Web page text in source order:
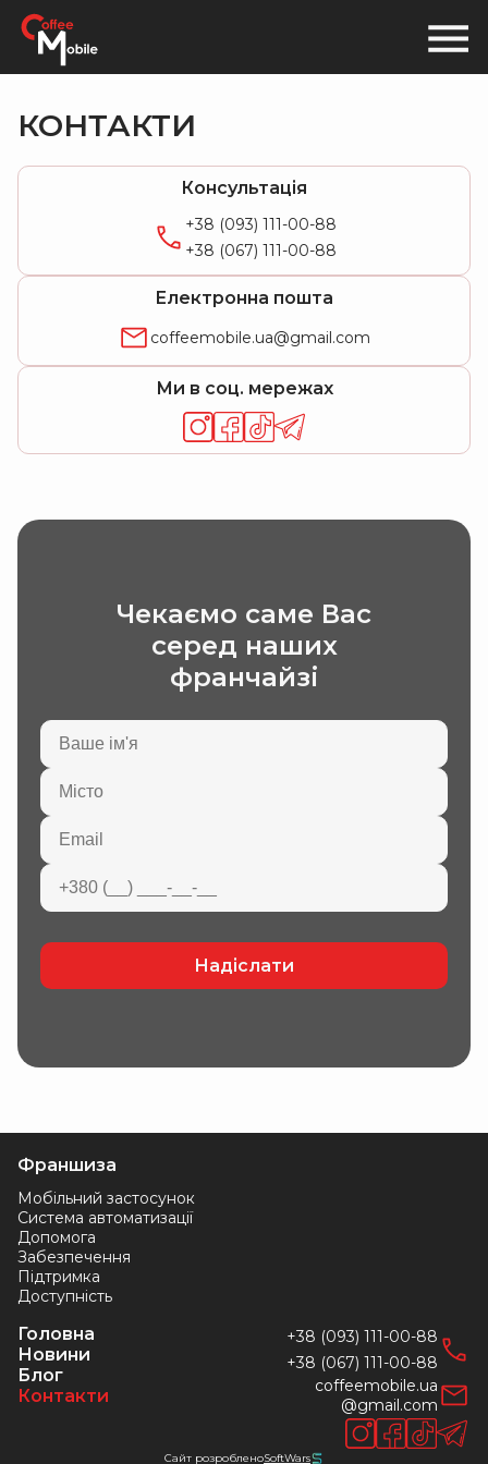
КОНТАКТИ
Консультація
+38 (093) 111-00-88
+38 (067) 111-00-88
Електронна пошта
coffeemobile.ua@gmail.com
Ми в соц. мережах
Чекаємо саме Вас
серед наших
франчайзі
Надіслати
Франшиза
Мобільний застосунок
Система автоматизації
Допомога
Забезпечення
Підтримка
Доступність
Головна
Новини
Блог
Контакти
+38 (093) 111-00-88
+38 (067) 111-00-88
coffeemobile.ua
@gmail.com
Сайт розроблено‍SoftWars